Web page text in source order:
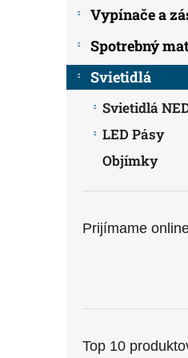
Vypínače a
Spotrebný
Svietidlá
Svietidlá
LED Pásy
Objímky
Prijímame
Top 10